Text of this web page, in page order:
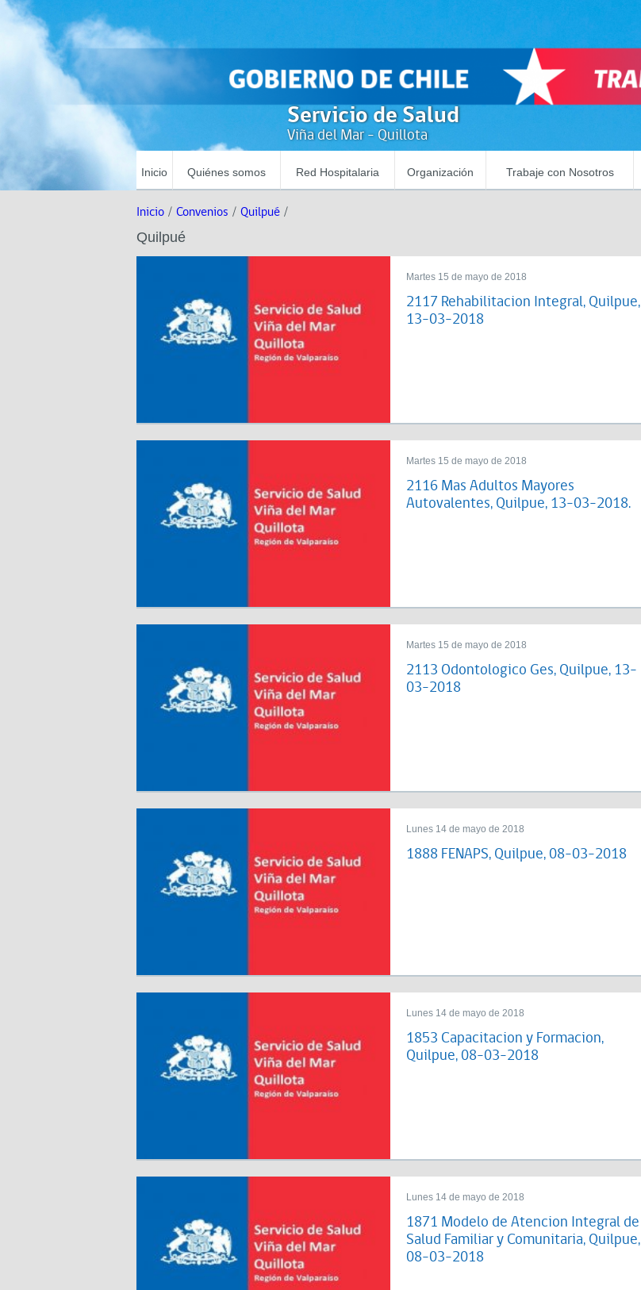
Servicio de Salud
Viña del Mar - Quillota
Inicio Quiénes somos Red Hospitalaria Organización Trabaje con Nosotros
Inicio / Convenios / Quilpué /
Quilpué
Martes 15 de mayo de 2018
2117 Rehabilitacion Integral, Quilpue,
13-03-2018
Martes 15 de mayo de 2018
2116 Mas Adultos Mayores
Autovalentes, Quilpue, 13-03-2018.
Martes 15 de mayo de 2018
2113 Odontologico Ges, Quilpue, 13-
03-2018
Lunes 14 de mayo de 2018
1888 FENAPS, Quilpue, 08-03-2018
Lunes 14 de mayo de 2018
1853 Capacitacion y Formacion,
Quilpue, 08-03-2018
Lunes 14 de mayo de 2018
1871 Modelo de Atencion Integral de
Salud Familiar y Comunitaria, Quilpue,
08-03-2018